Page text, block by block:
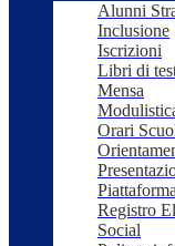
Alunni
Inclusione
Iscrizioni
Libri di
Mensa
Orari
Registro
Social